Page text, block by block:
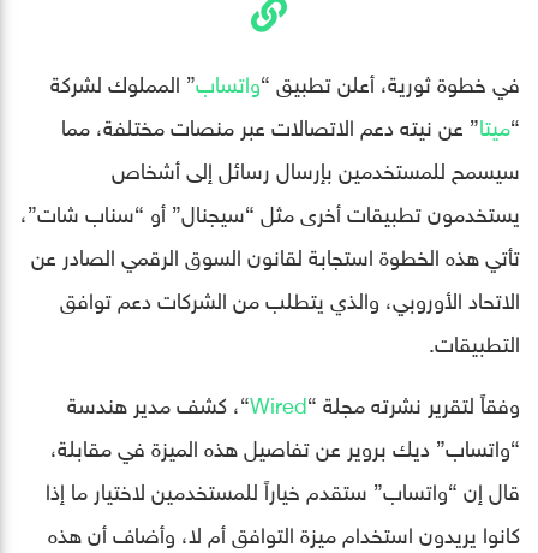
في خطوة ثورية، أعلن تطبيق “واتساب” المملوك لشركة
“ميتا” عن نيته دعم الاتصالات عبر منصات مختلفة، مما
سيسمح للمستخدمين بإرسال رسائل إلى أشخاص
يستخدمون تطبيقات أخرى مثل “سيجنال” أو “سناب شات”،
تأتي هذه الخطوة استجابة لقانون السوق الرقمي الصادر عن
الاتحاد الأوروبي، والذي يتطلب من الشركات دعم توافق
التطبيقات.
وفقاً لتقرير نشرته مجلة “Wired“، كشف مدير هندسة
“واتساب” ديك بروير عن تفاصيل هذه الميزة في مقابلة،
قال إن “واتساب” ستقدم خياراً للمستخدمين لاختيار ما إذا
كانوا يريدون استخدام ميزة التوافق أم لا، وأضاف أن هذه